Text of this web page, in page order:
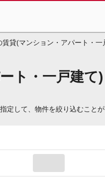
賃貸(マンション・アパート・一
ト・一戸建て)
して、物件を絞り込むことが